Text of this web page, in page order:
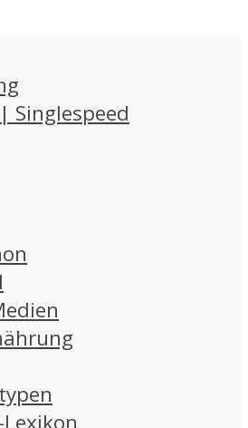
Singlespeed